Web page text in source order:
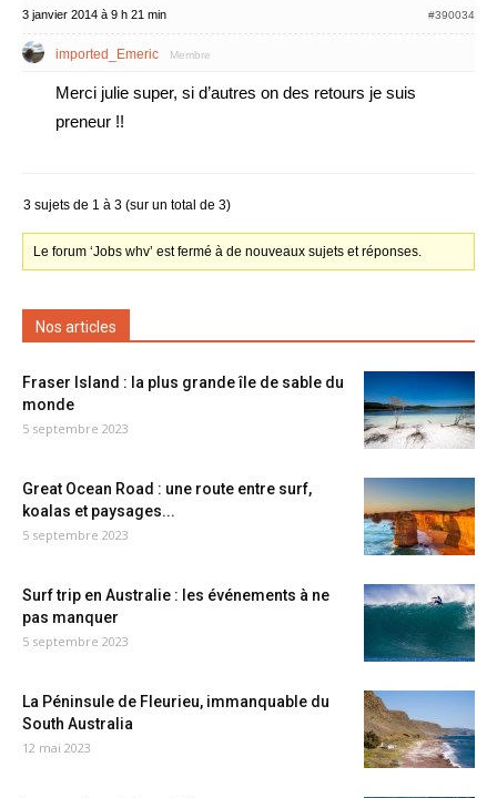
3 janvier 2014 à 9 h 21 min #390034
imported_Emeric Membre
Merci julie super, si d’autres on des retours je suis
preneur !!
3 sujets de 1 à 3 (sur un total de 3)
Le forum ‘Jobs whv’ est fermé à de nouveaux sujets et réponses.
Nos articles
Fraser Island : la plus grande île de sable du
monde
5 septembre 2023
Great Ocean Road : une route entre surf,
koalas et paysages...
5 septembre 2023
Surf trip en Australie : les événements à ne
pas manquer
5 septembre 2023
La Péninsule de Fleurieu, immanquable du
South Australia
12 mai 2023